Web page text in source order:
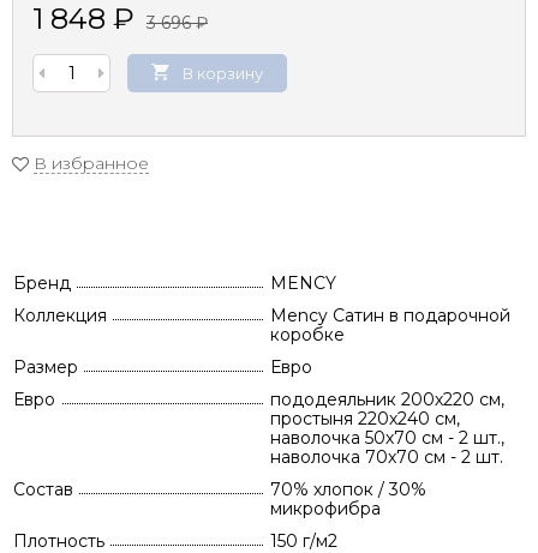
1 848 ₽ 3 696₽
В корзину
В избранное
Бренд
MENCY
Коллекция
Mency Сатин в подарочной
коробке
Размер
Евро
Евро
пододеяльник 200х220 см,
простыня 220х240 см,
наволочка 50х70 см - 2 шт.,
наволочка 70х70 см - 2 шт.
Состав
70% хлопок / 30%
микрофибра
Плотность
150 г/м2